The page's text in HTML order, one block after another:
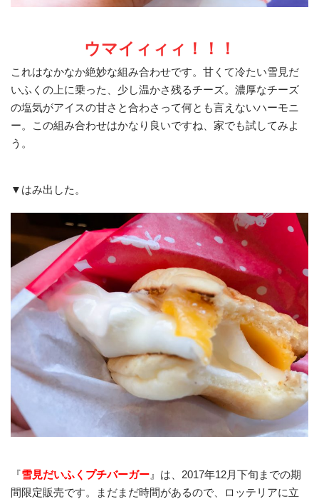
ウマイィィィ！！！
これはなかなか絶妙な組み合わせです。甘くて冷たい雪見だ
いふくの上に乗った、少し温かさ残るチーズ。濃厚なチーズ
の塩気がアイスの甘さと合わさって何とも言えないハーモニ
ー。この組み合わせはかなり良いですね、家でも試してみよ
う。
▼はみ出した。
『雪見だいふくプチバーガー 』は、2017年12月下旬までの期
間限定販売です。まだまだ時間があるので、ロッテリアに立